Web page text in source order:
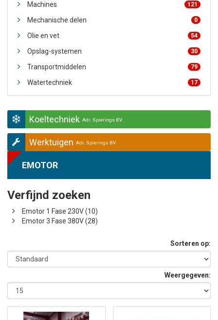
Machines 121
Mechanische delen 0
Olie en vet 54
Opslag-systemen 30
Transportmiddelen 79
Watertechniek 17
Koeltechniek Adr. Spierings BV
Werktuigen Adr. Spierings BV
EMOTOR
Verfijnd zoeken
Emotor 1 Fase 230V (10)
Emotor 3 Fase 380V (28)
Sorteren op:
Weergegeven: